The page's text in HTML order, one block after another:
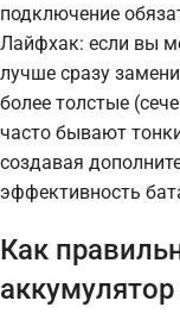
подключение
Лайфхак: если вы
лучше сразу
более толстые
часто бывают
создавая
эффективность
Как
аккумулятор